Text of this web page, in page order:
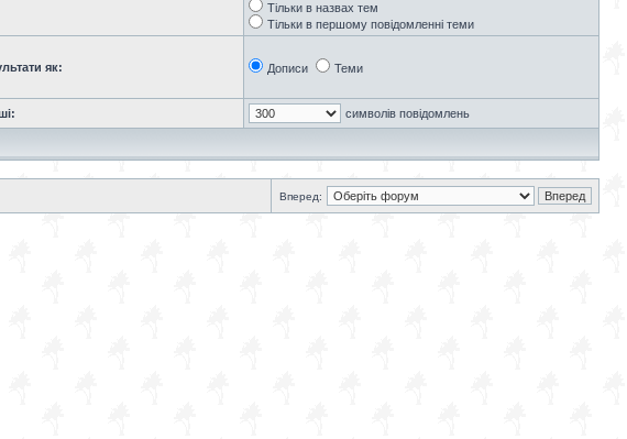
Тільки в назвах тем
Тільки в першому повідомленні теми
як: Дописи Теми
символів повідомлень
Вперед: